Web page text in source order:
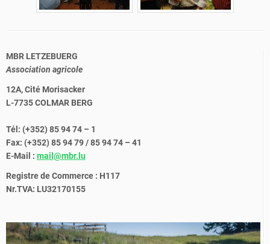
MBR LETZEBUERG
Association agricole
12A, Cité Morisacker
L-7735 COLMAR BERG
Tél: (+352) 85 94 74 – 1
Fax: (+352) 85 94 79 / 85 94 74 – 41
E-Mail : mail@mbr.lu
Registre de Commerce : H117
Nr.TVA: LU32170155